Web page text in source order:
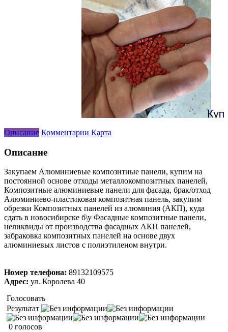
Описание Комментарии Карта
Описание
Закупаем Алюминиевые композитные панели, купим на
постоянной основе отходы металлокомпозитных панелей,
Композитные алюминиевые панели для фасада, брак/отход
Алюминиево-пластиковая композитная панель, закупим
обрезки Композитных панелей из алюминия (АКП), куда
сдать в новосибирске б\у Фасадные композитные панели,
неликвиды от производства фасадных АКП панелей,
забраковка композитных панелей на основе двух
алюминиевых листов с полиэтиленом внутри.
Номер телефона: 89132109575
Адрес: ул. Королева 40
Голосовать
Результат
0 голосов